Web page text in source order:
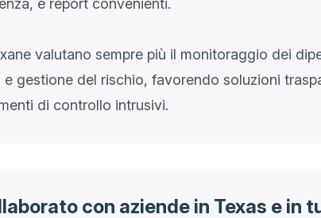
e report convenienti.
valutano sempre più il monitoraggio dei
gestione del rischio, favorendo soluzioni
con aziende in Texas e in